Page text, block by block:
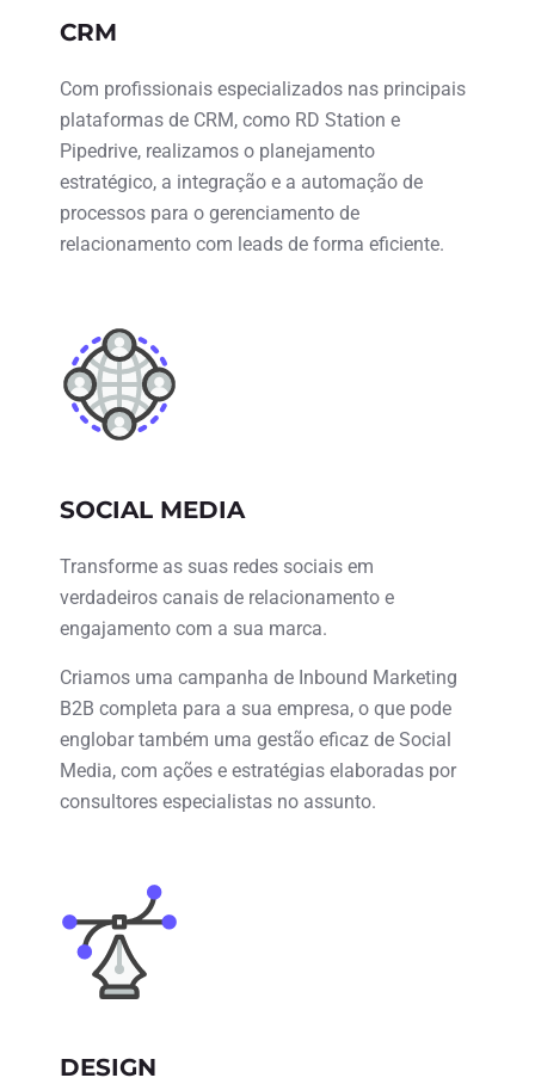
CRM
Com profissionais especializados nas principais
plataformas de CRM, como RD Station e
Pipedrive, realizamos o planejamento
estratégico, a integração e a automação de
processos para o gerenciamento de
relacionamento com leads de forma eficiente.
SOCIAL MEDIA
Transforme as suas redes sociais em
verdadeiros canais de relacionamento e
engajamento com a sua marca.
Criamos uma campanha de Inbound Marketing
B2B completa para a sua empresa, o que pode
englobar também uma gestão eficaz de Social
Media, com ações e estratégias elaboradas por
consultores especialistas no assunto.
DESIGN